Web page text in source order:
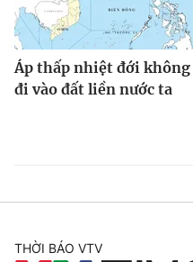
Áp thấp nhiệt đới không
đi vào đất liền nước ta
THỜI BÁO VTV